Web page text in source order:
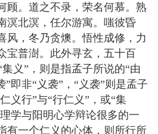
顾。道之不录，荣名何慕。熟
溟北溟，任尔游寓。嗤彼昏
风，冬乃贪燠。悟性成修，力
宝普澍。此外寻玄，五十百
义”，则是指孟子所说的“由
”即非“义袭”，“义袭”则是孟子
义行”与“行仁义”，或“集
学与阳明心学辩论很多的一
有一个仁义的心体，则所行所